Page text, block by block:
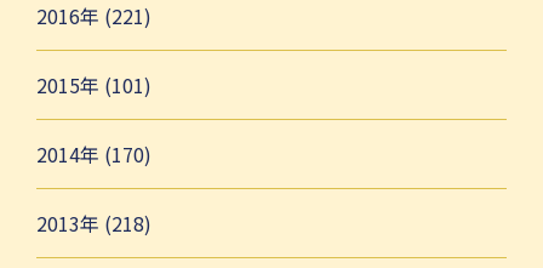
2016年 (221)
2015年 (101)
2014年 (170)
2013年 (218)